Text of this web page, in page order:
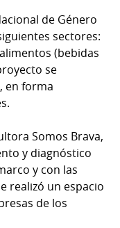
de Género
sectores:
(bebidas
se
en forma
Somos Brava,
y diagnóstico
y con las
realizó un espacio
de los